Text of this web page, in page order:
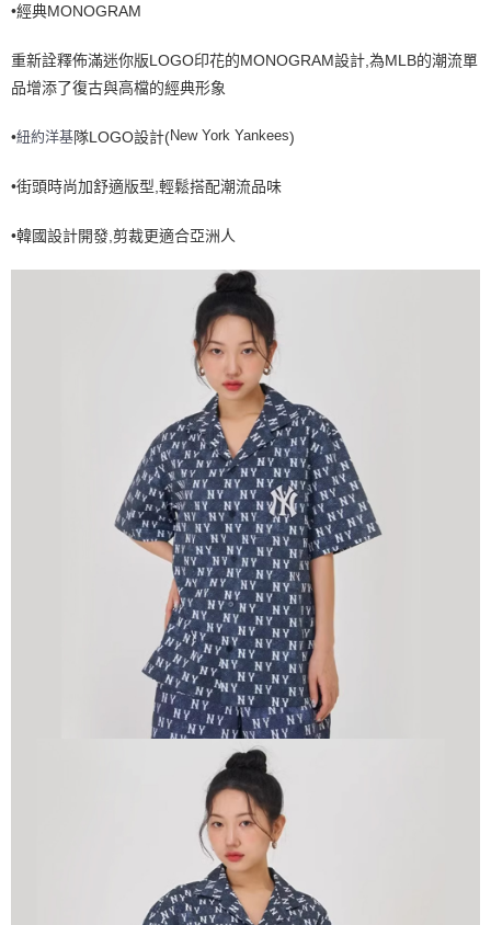
全家取貨<不支援離島取退>
7-11取貨付款<未取貨列黑名單/不支援離島取退>
每筆NT$60，滿NT$499(含以上)免運費
•經典MONOGRAM
重新詮釋佈滿迷你版LOGO印花的MONOGRAM設計,為MLB的潮流單
品增添了復古與高檔的經典形象
•紐約洋基隊LOGO設計(New York Yankees)
•街頭時尚加舒適版型,輕鬆搭配潮流品味
•韓國設計開發,剪裁更適合亞洲人